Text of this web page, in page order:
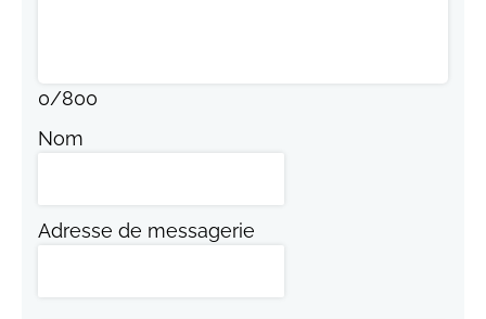
0/800
Nom
Adresse de messagerie